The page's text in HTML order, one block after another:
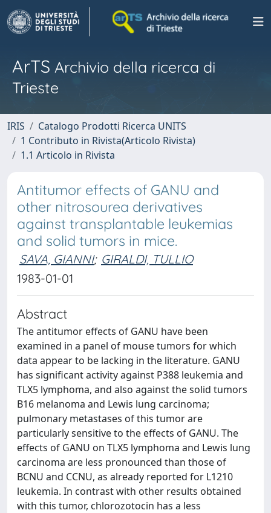
ArTS Archivio della ricerca di
Trieste
IRIS
Catalogo Prodotti Ricerca UNITS
1 Contributo in Rivista(Articolo Rivista)
1.1 Articolo in Rivista
Antitumor effects of GANU and
other nitrosourea derivatives
against transplantable leukemias
and solid tumors in mice.
SAVA, GIANNI; GIRALDI, TULLIO
1983-01-01
Abstract
The antitumor effects of GANU have been
examined in a panel of mouse tumors for which
data appear to be lacking in the literature. GANU
has significant activity against P388 leukemia and
TLX5 lymphoma, and also against the solid tumors
B16 melanoma and Lewis lung carcinoma;
pulmonary metastases of this tumor are
particularly sensitive to the effects of GANU. The
effects of GANU on TLX5 lymphoma and Lewis lung
carcinoma are less pronounced than those of
BCNU and CCNU, as already reported for L1210
leukemia. In contrast with other results obtained
with this tumor, chlorozotocin has a less